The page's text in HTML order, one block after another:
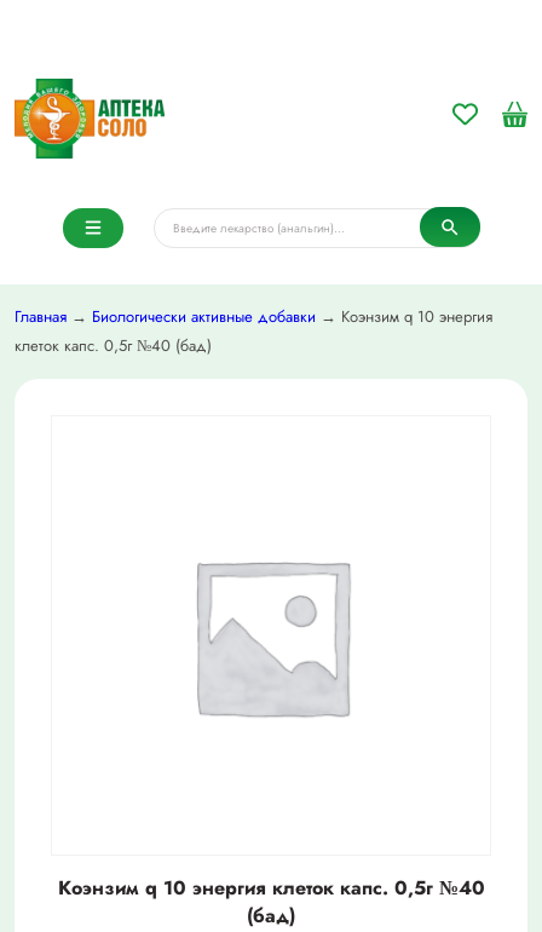
Главная → Биологически активные добавки → Коэнзим q 10 энергия
клеток капс. 0,5г №40 (бад)
Коэнзим q 10 энергия клеток капс. 0,5г №40
(бад)